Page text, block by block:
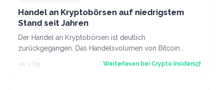
Handel an Kryptobörsen auf niedrigstem
Stand seit Jahren
Der Handel an Kryptobörsen ist deutlich
zurückgegangen. Das Handelsvolumen von Bitcoin
vor 1 Tag Weiterlesen bei Crypto Insiders